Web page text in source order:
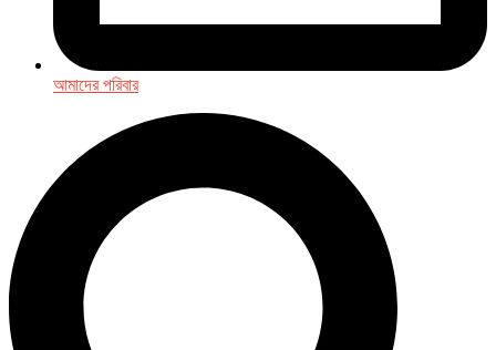
আমাদের পরিবার